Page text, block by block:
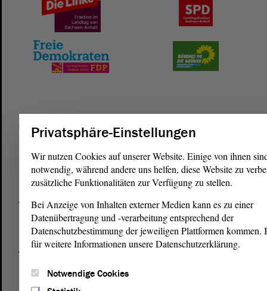
Postanschrift
Domplatz 6–9
39104 Magdeburg
Wegbeschreibung
Auf Google Maps
Telefon und Fax
Zentrale:
0391 / 560 - 0
Fax:
0391 / 560 - 1123
Privatsphäre-Einstellungen
Wir nutzen Cookies auf unserer Website. Einige von ihnen
notwendig, während andere uns helfen, diese Website zu
zusätzliche Funktionalitäten zur Verfügung zu stellen.
Bei Anzeige von Inhalten externer Medien kann es zu einer
Datenübertragung und -verarbeitung entsprechend der
Datenschutzbestimmung der jeweiligen Plattformen kommen.
für weitere Informationen unsere Datenschutzerklärung.
Notwendige Cookies